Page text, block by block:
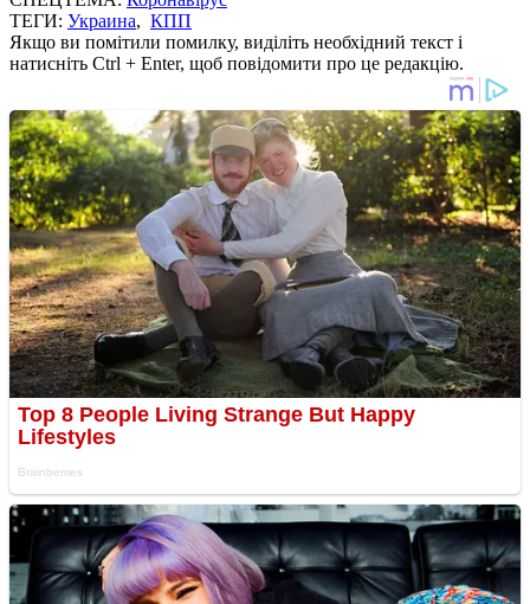
ТЕГИ: Украина, КПП
Якщо ви помітили помилку, виділіть необхідний текст і
натисніть Ctrl + Enter, щоб повідомити про це редакцію.